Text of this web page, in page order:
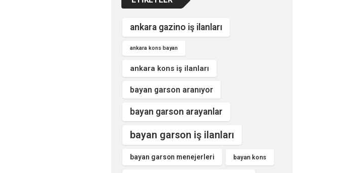
ankara gazino iş ilanları
ankara kons bayan
ankara kons iş ilanları
bayan garson aranıyor
bayan garson arayanlar
bayan garson iş ilanları
bayan garson menejerleri bayan kons